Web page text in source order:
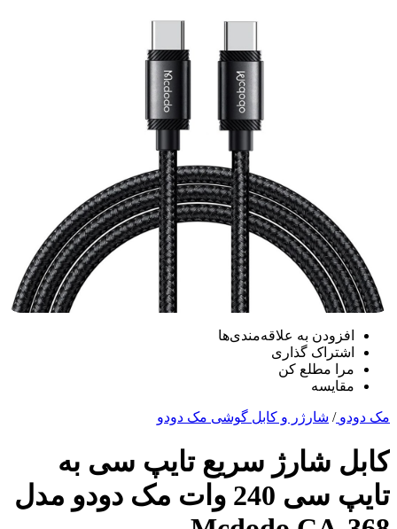
افزودن به علاقه‌مندی‌ها
اشتراک گذاری
مرا مطلع کن
مقایسه
مک دودو / شارژر و کابل گوشی مک دودو
کابل شارژ سریع تایپ سی به
تایپ سی 240 وات مک دودو مدل